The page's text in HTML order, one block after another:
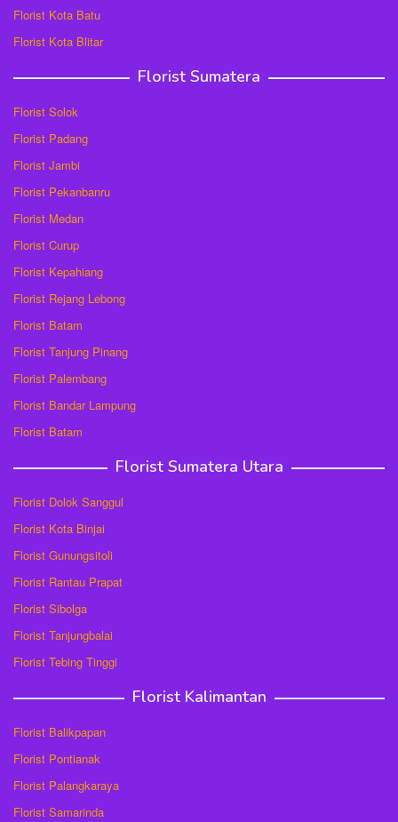
Florist Kota Batu
Florist Kota Blitar
Florist Sumatera
Florist Solok
Florist Padang
Florist Jambi
Florist Pekanbanru
Florist Medan
Florist Curup
Florist Kepahiang
Florist Rejang Lebong
Florist Batam
Florist Tanjung Pinang
Florist Palembang
Florist Bandar Lampung
Florist Batam
Florist Sumatera Utara
Florist Dolok Sanggul
Florist Kota Binjai
Florist Gunungsitoli
Florist Rantau Prapat
Florist Sibolga
Florist Tanjungbalai
Florist Tebing Tinggi
Florist Kalimantan
Florist Balikpapan
Florist Pontianak
Florist Palangkaraya
Florist Samarinda